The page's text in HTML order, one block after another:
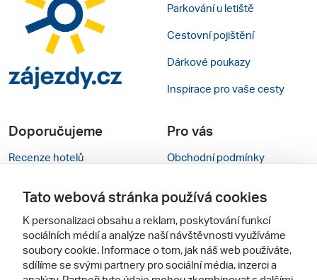
Parkování u letiště
Cestovní pojištění
Dárkové poukazy
Inspirace pro vaše cesty
Doporučujeme
Recenze hotelů
Zájazdy.sk
Pro vás
Obchodní podmínky
Mobilní verze webu
Tato webová stránka používá cookies
K personalizaci obsahu a reklam, poskytování funkcí
sociálních médií a analýze naší návštěvnosti využíváme
soubory cookie. Informace o tom, jak náš web používáte,
sdílíme se svými partnery pro sociální média, inzerci a